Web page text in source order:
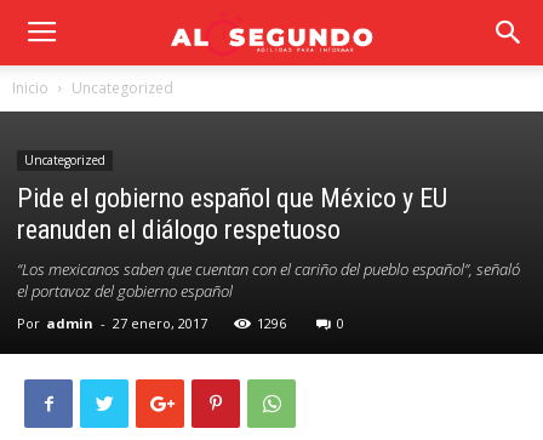
Inicio Uncategorized
Uncategorized
Pide el gobierno español que México y EU
reanuden el diálogo respetuoso
“Los mexicanos saben que cuentan con el cariño del pueblo español”, señaló
el portavoz del gobierno español
Por admin - 27 enero, 2017 1296 0